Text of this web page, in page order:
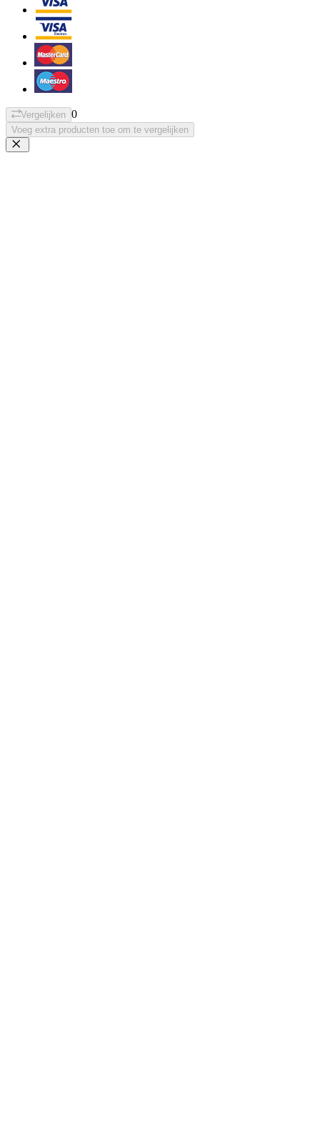
Vergelijken 0
Voeg extra producten toe om te vergelijken